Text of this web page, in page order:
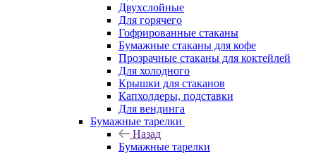
Двухслойные
Для горячего
Гофрированные стаканы
Бумажные стаканы для кофе
Прозрачные стаканы для коктейлей
Для холодного
Крышки для стаканов
Капхолдеры, подставки
Для вендинга
Бумажные тарелки
Назад
Бумажные тарелки